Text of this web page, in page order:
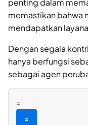
penting dalam
memastikan bahwa
mendapatkan
Dengan segala
hanya berfungsi
sebagai agen
=
=